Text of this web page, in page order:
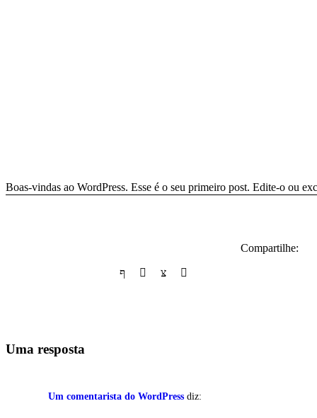
Boas-vindas ao WordPress. Esse é o seu primeiro post. Edite-o ou
Compartilhe:
Uma resposta
Um comentarista do WordPress diz: